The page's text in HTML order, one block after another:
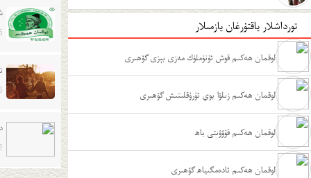
تورداشلار ياقتۇرغان يازمىلار
لوقمان ھەكىم قوش ئۈنۈملۈك مەزى بېزى گۆھىرى
لوقمان ھەكىم زىلۋا بوي ئۇرۇقلىتىش گۆھىرى
لوقمان ھەكىم قۇۋۋىتى باھ
لوقمان ھەكىم ئادەمگىياھ گۆھىرى